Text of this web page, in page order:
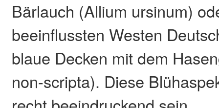
Bärlauch (Allium ursinum)
beeinflussten Westen
blaue Decken mit dem
non-scripta). Diese